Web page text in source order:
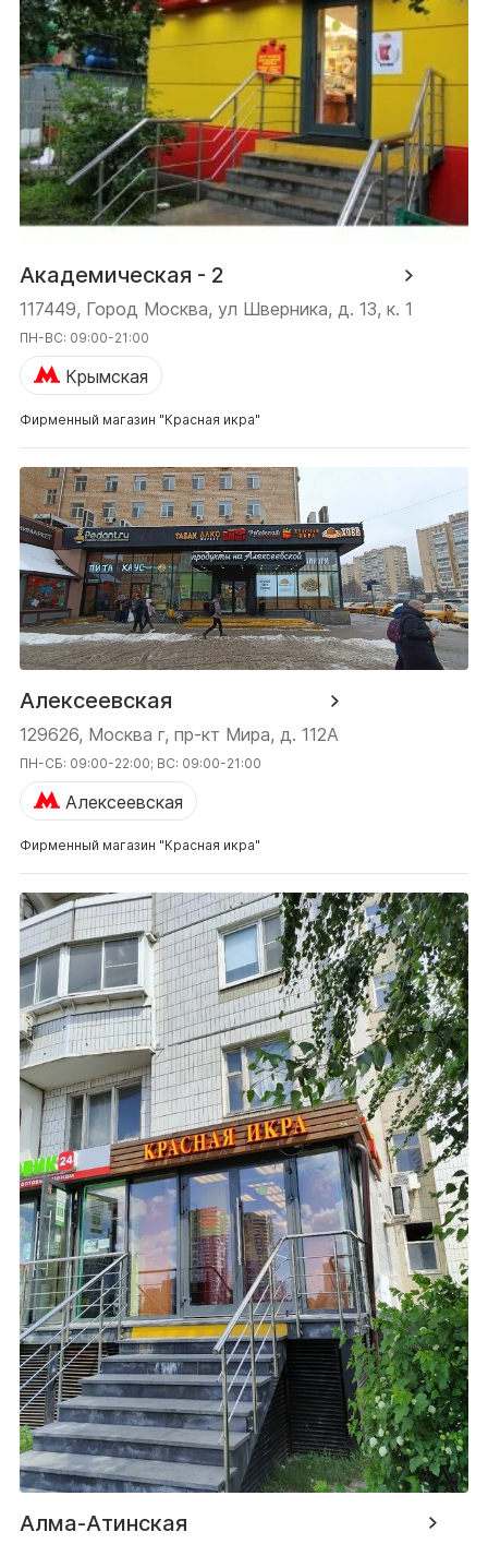
Академическая - 2
117449, Город Москва, ул Шверника, д. 13, к. 1
ПН-ВС: 09:00-21:00
Крымская
Фирменный магазин "Красная икра"
Алексеевская
129626, Москва г, пр-кт Мира, д. 112А
ПН-СБ: 09:00-22:00; ВС: 09:00-21:00
Алексеевская
Фирменный магазин "Красная икра"
Алма-Атинская